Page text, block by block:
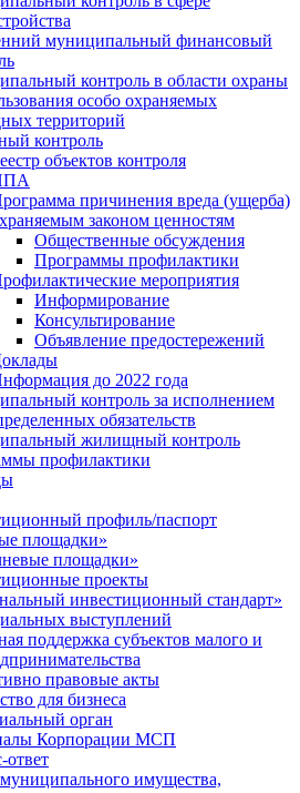
муниципальный финансовый
контроль в области охраны
особо охраняемых
территорий
контроль
объектов контроля
причинения вреда (ущерба)
законом ценностям
Общественные обсуждения
Программы профилактики
мероприятия
Информирование
Консультирование
Объявление предостережений
до 2022 года
контроль за исполнением
обязательств
жилищный контроль
профилактики
профиль/паспорт
площадки»
площадки»
проекты
инвестиционный стандарт»
выступлений
поддержка субъектов малого и
правовые акты
для бизнеса
орган
Корпорации МСП
ответ
муниципального имущества,